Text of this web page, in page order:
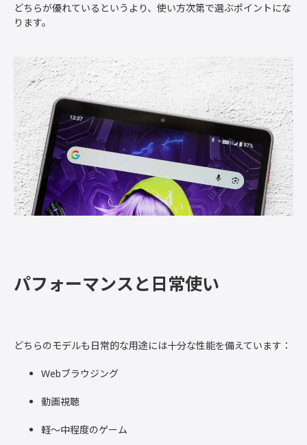
どちらが優れているというより、使い方次第で選ぶポイントにな
ります。
パフォーマンスと日常使い
どちらのモデルも日常的な用途には十分な性能を備えています：
Webブラウジング
動画視聴
軽〜中程度のゲーム